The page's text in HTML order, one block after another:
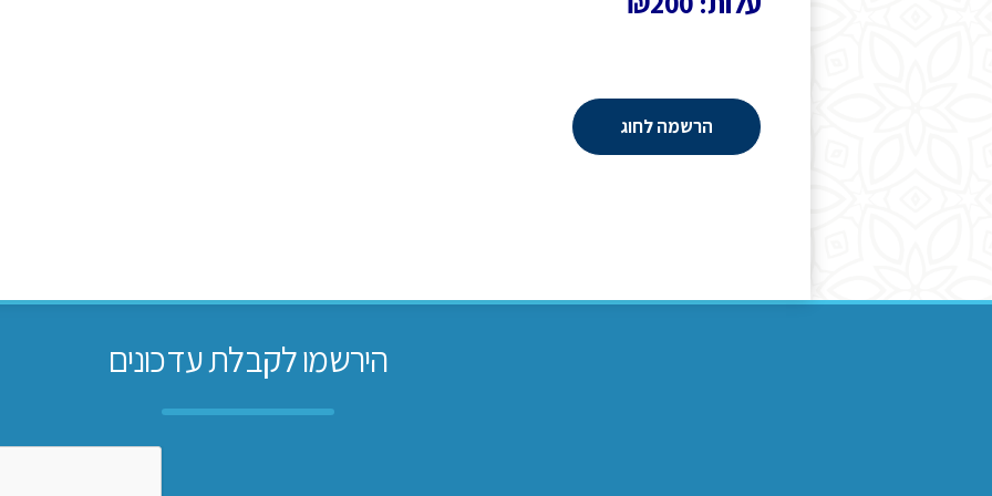
הרשמה לחוג
הירשמו לקבלת עדכונים